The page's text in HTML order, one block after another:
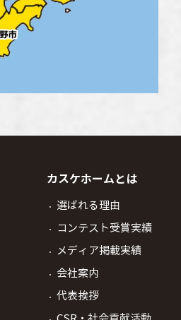
カスケホームとは
選ばれる理由
コンテスト受賞実績
メディア掲載実績
会社案内
代表挨拶